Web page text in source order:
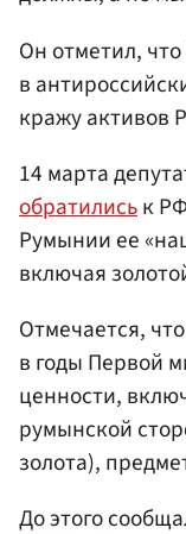
Он отметил,
в
кражу активов
14 марта
обратилиськ
Румынии ее
включая
Отмечается,
в годы Первой
ценности,
румынской
золота),
До этого